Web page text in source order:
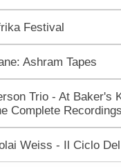
Festival
Ashram Tapes
Trio - At Baker's
Complete Recordings
Weiss - Il Ciclo